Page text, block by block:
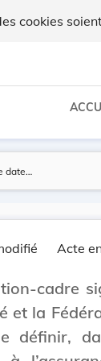
cookies
Acte
cadre
et la
définir,